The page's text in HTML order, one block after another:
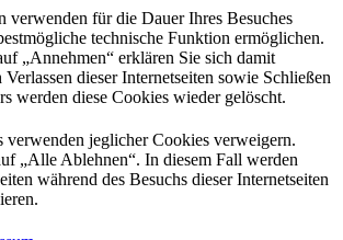
verwenden für die Dauer Ihres Besuches
technische Funktion ermöglichen.
„Annehmen“ erklären Sie sich damit
dieser Internetseiten sowie Schließen
werden diese Cookies wieder gelöscht.
verwenden jeglicher Cookies verweigern.
„Alle Ablehnen“. In diesem Fall werden
während des Besuchs dieser Internetseiten